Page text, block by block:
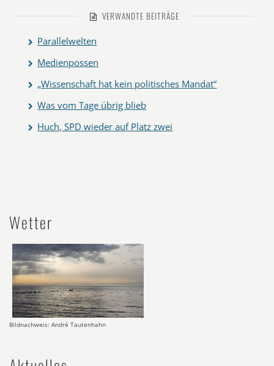
VERWANDTE BEITRÄGE
Parallelwelten
Medienpossen
„Wissenschaft hat kein politisches Mandat“
Was vom Tage übrig blieb
Huch, SPD wieder auf Platz zwei
Wetter
Bildnachweis: André Tautenhahn